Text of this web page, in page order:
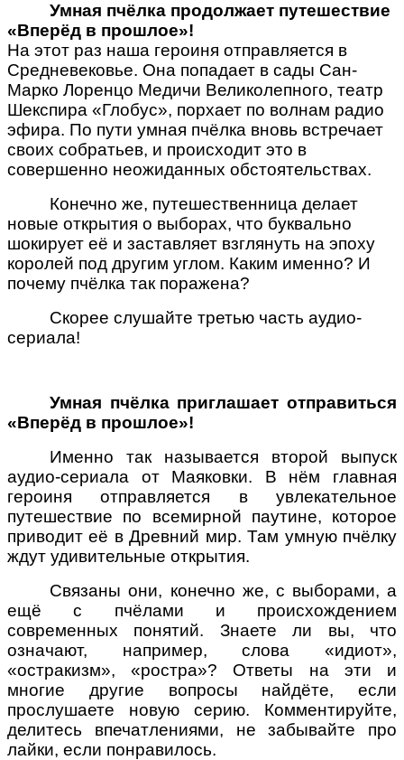
Умная пчёлка продолжает путешествие
«Вперёд в прошлое»!
На этот раз наша героиня отправляется в
Средневековье. Она попадает в сады Сан-
Марко Лоренцо Медичи Великолепного, театр
Шекспира «Глобус», порхает по волнам радио
эфира. По пути умная пчёлка вновь встречает
своих собратьев, и происходит это в
совершенно неожиданных обстоятельствах.
Конечно же, путешественница делает
новые открытия о выборах, что буквально
шокирует её и заставляет взглянуть на эпоху
королей под другим углом. Каким именно? И
почему пчёлка так поражена?
Скорее слушайте третью часть аудио-
сериала!
Умная пчёлка приглашает отправиться
«Вперёд в прошлое»!
Именно так называется второй выпуск
аудио-сериала от Маяковки. В нём главная
героиня отправляется в увлекательное
путешествие по всемирной паутине, которое
приводит её в Древний мир. Там умную пчёлку
ждут удивительные открытия.
Связаны они, конечно же, с выборами, а
ещё с пчёлами и происхождением
современных понятий. Знаете ли вы, что
означают, например, слова «идиот»,
«остракизм», «ростра»? Ответы на эти и
многие другие вопросы найдёте, если
прослушаете новую серию. Комментируйте,
делитесь впечатлениями, не забывайте про
лайки, если понравилось.